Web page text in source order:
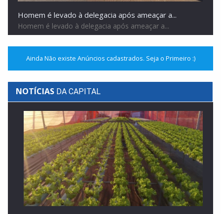
Homem é levado à delegacia após ameaçar a...
Homem é levado à delegacia após ameaçar a...
Mulher é morta a facadas pelo companheiro durante...
Mulher é morta a facadas pelo companheiro durante...
Ainda Não existe Anúncios cadastrados. Seja o Primeiro :)
NOTÍCIAS DA CAPITAL